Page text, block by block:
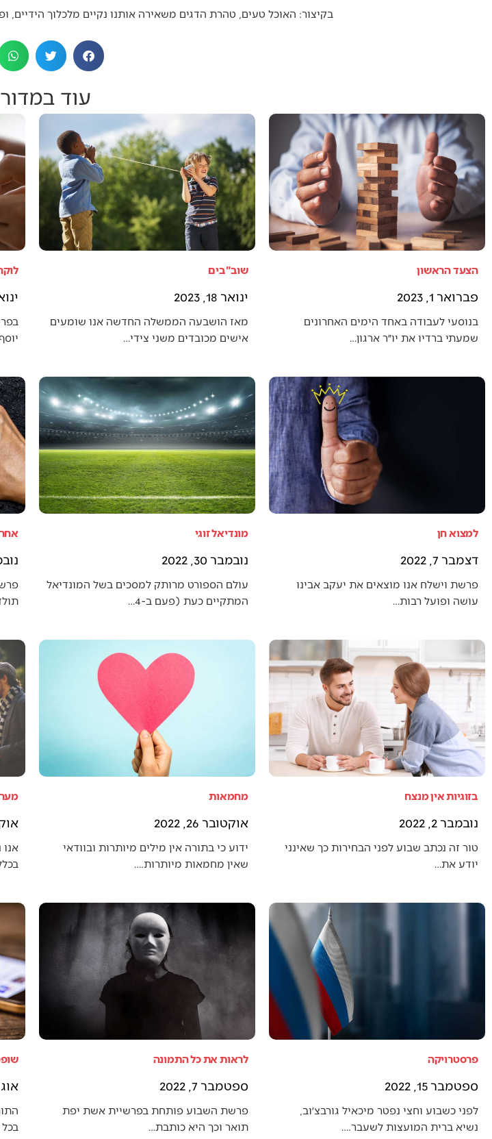
בקיצור: האוכל טעים, טהרת הדגים משאירה אותנו נקיים מלכלוך הידיים,
עוד
הצעד הראשון
פברואר 1, 2023
בנוסעי לעבודה באחד הימים האחרונים
שמעתי ברדיו את יו״ר ארגון…
שוב"בים
ינואר 18, 2023
מאז הושבעה הממשלה החדשה אנו שומעים
אישים מכובדים משני צידי…
ינואר
למצוא חן
דצמבר 7, 2022
פרשת וישלח אנו מוצאים את יעקב אבינו
עושה ופועל רבות…
מונדיאל זוגי
נובמבר 30, 2022
עולם הספורט מרותק למסכים בשל המונדיאל
המתקיים כעת (פעם ב-4…
בזוגיות אין מנצח
נובמבר 2, 2022
טור זה נכתב שבוע לפני הבחירות כך שאינני
יודע את…
מחמאות
אוקטובר 26, 2022
ידוע כי בתורה אין מילים מיותרות ובוודאי
שאין מחמאות מיותרות.…
פרסטרויקה
ספטמבר 15, 2022
לפני כשבוע וחצי נפטר מיכאיל גורבצ׳וב,
נשיא ברית המועצות לשעבר.…
לראות את כל התמונה
ספטמבר 7, 2022
פרשת השבוע פותחת בפרשיית אשת יפת
תואר וכך היא כותבת…